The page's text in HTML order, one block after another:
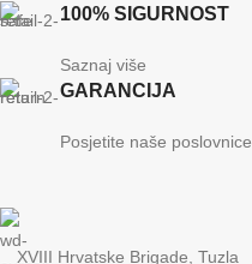
100% SIGURNOST
Saznaj više
GARANCIJA
Posjetite naše poslovnice
XVIII Hrvatske Brigade, Tuzla